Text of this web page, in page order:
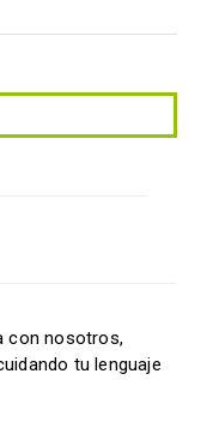
con nosotros,
tu lenguaje